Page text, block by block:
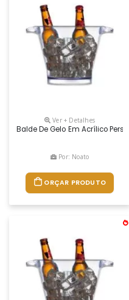
Ver + Detalhes
Balde De Gelo Em Acrílico
Por: Noato
ORÇAR PRODUTO